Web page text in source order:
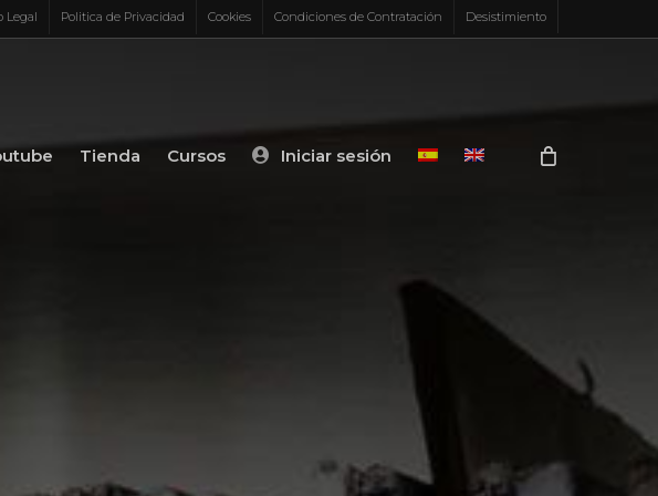
Legal Politica de Privacidad Cookies Condiciones de Contratación Desistimiento
Tienda Cursos Iniciar sesión